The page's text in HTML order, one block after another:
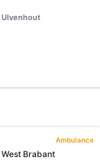
Ambulance
Brabant